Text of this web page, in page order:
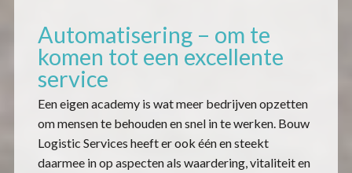
Automatisering – om te
komen tot een excellente
service
Een eigen academy is wat meer bedrijven opzetten
om mensen te behouden en snel in te werken. Bouw
Logistic Services heeft er ook één en steekt
daarmee in op aspecten als waardering, vitaliteit en